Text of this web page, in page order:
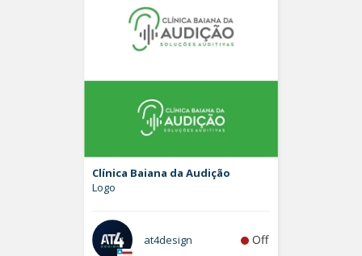
Clínica Baiana da Audição
Logo
at4design Off